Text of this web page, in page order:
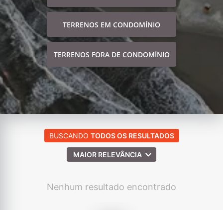
TERRENOS EM CONDOMÍNIO
TERRENOS FORA DE CONDOMÍNIO
BUSCANDO TODOS OS RESULTADOS
MAIOR RELEVÂNCIA
Nenhum resultado encontrado